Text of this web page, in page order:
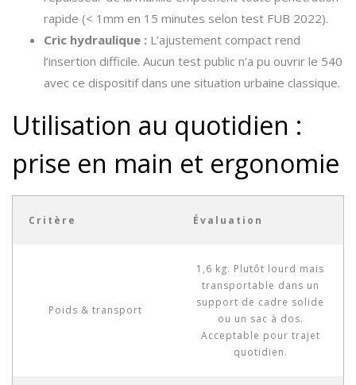
rapide (< 1mm en 15 minutes selon test FUB 2022).
Cric hydraulique : L’ajustement compact rend
l’insertion difficile. Aucun test public n’a pu ouvrir le 540
avec ce dispositif dans une situation urbaine classique.
Utilisation au quotidien :
prise en main et ergonomie
Critère Évaluation
Poids & transport
1,6 kg. Plutôt lourd mais
transportable dans un
support de cadre solide
ou un sac à dos.
Acceptable pour trajet
quotidien.